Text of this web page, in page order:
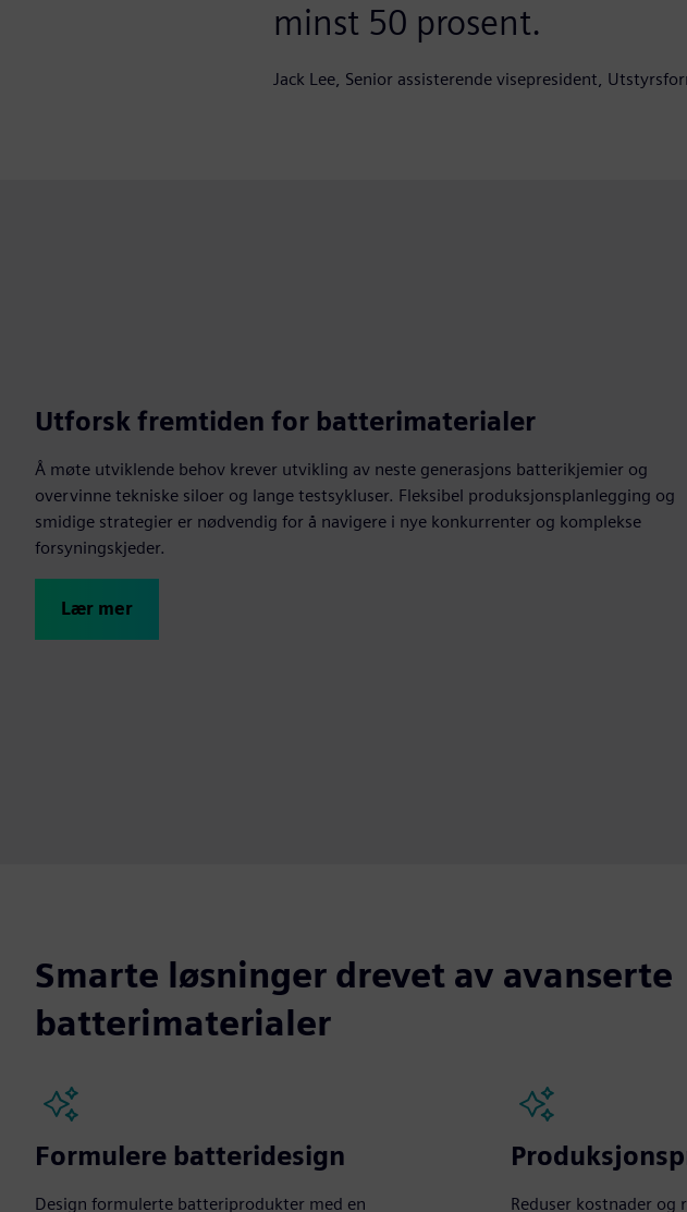
minst 50 prosent.
Jack Lee, Senior assisterende visepresident,
Utforsk fremtiden for batterimaterialer
Å møte utviklende behov krever utvikling av neste generasjons batterikjemier og
overvinne tekniske siloer og lange testsykluser. Fleksibel produksjonsplanlegging og
smidige strategier er nødvendig for å navigere i nye konkurrenter og komplekse
forsyningskjeder.
Lær mer
Smarte løsninger drevet av avanserte
batterimaterialer
Formulere batteridesign
Design formulerte batteriprodukter med en Reduser kostnader